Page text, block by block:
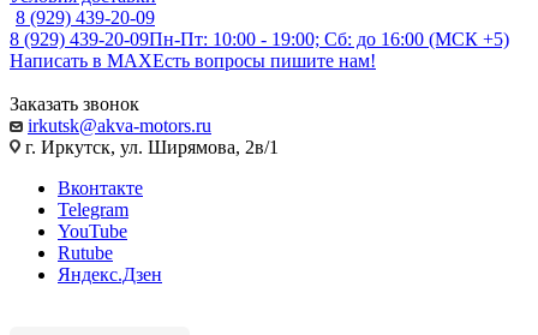
8 (929) 439-20-09
8 (929) 439-20-09Пн-Пт: 10:00 - 19:00; Сб: до 16:00 (МСК +5)
Написать в MAXЕсть вопросы пишите нам!
Заказать звонок
irkutsk@akva-motors.ru
г. Иркутск, ул. Ширямова, 2в/1
Вконтакте
Telegram
YouTube
Rutube
Яндекс.Дзен